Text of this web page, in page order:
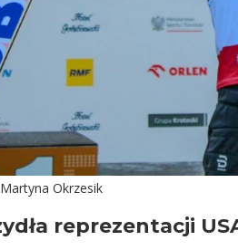
Okrzesik
reprezentacji